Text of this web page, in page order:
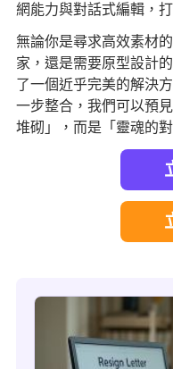
網能力與對話式編輯，
無論你是尋求高效素材
家，還是需要原型設計
了一個近乎完美的解決
一步整合，我們可以預
堆砌」，而是「靈魂的